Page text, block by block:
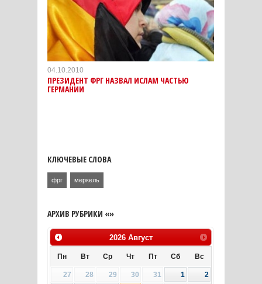
04.10.2010
ПРЕЗИДЕНТ ФРГ НАЗВАЛ ИСЛАМ ЧАСТЬЮ
ГЕРМАНИИ
КЛЮЧЕВЫЕ СЛОВА
фрг меркель
АРХИВ РУБРИКИ «»
2026 Август
Пн Вт Ср Чт Пт Сб Вс
27 28 29 30 31 1
2